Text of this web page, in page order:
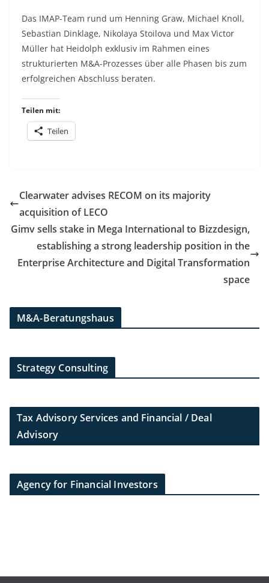
Das IMAP-Team rund um Henning Graw, Michael Knoll,
Sebastian Dinklage, Nikolaya Stoilova und Max Victor
Müller hat Heidolph exklusiv im Rahmen eines
strukturierten M&A-Prozesses über alle Phasen bis zum
erfolgreichen Abschluss beraten.
Teilen mit:
Teilen
Clearwater advises RECOM on its majority
acquisition of LECO
Gimv sells stake in Mega International to Bizzdesign,
establishing a strong leadership position in the
Enterprise Architecture and Digital Transformation
space
M&A-Beratungshaus
Strategy Consulting
Tax Advisory Services and Financial / Deal
Advisory
Agency for Financial Investors